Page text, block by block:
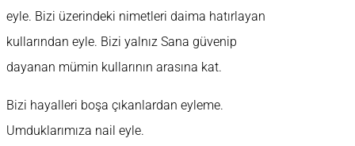
eyle. Bizi üzerindeki nimetleri daima hatırlayan
kullarından eyle. Bizi yalnız Sana güvenip
dayanan mümin kullarının arasına kat.
Bizi hayalleri boşa çıkanlardan eyleme.
Umduklarımıza nail eyle.